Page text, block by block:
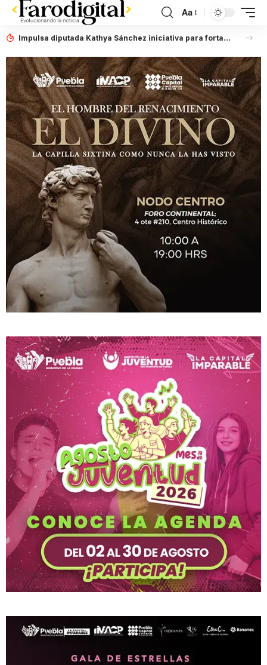
Aa
Impulsa diputada Kathya Sánchez iniciativa para fortalecer la capacitación del personal municipal en materia de derechos humanos e inclusión